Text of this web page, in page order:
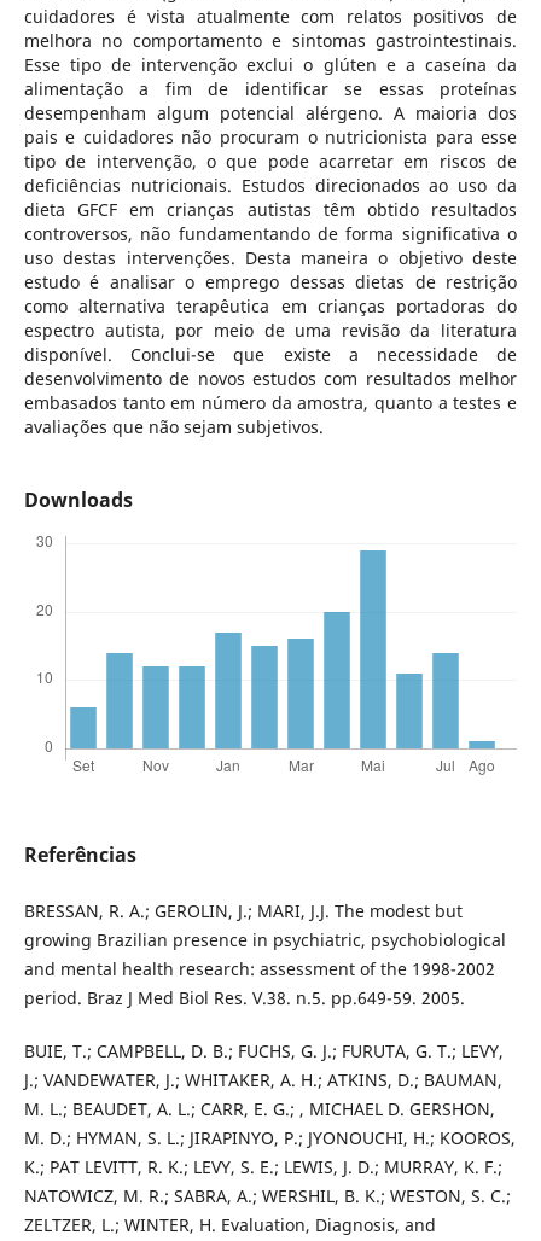
cuidadores é vista atualmente com relatos positivos de
melhora no comportamento e sintomas gastrointestinais.
Esse tipo de intervenção exclui o glúten e a caseína da
alimentação a fim de identificar se essas proteínas
desempenham algum potencial alérgeno. A maioria dos
pais e cuidadores não procuram o nutricionista para esse
tipo de intervenção, o que pode acarretar em riscos de
deficiências nutricionais. Estudos direcionados ao uso da
dieta GFCF em crianças autistas têm obtido resultados
controversos, não fundamentando de forma significativa o
uso destas intervenções. Desta maneira o objetivo deste
estudo é analisar o emprego dessas dietas de restrição
como alternativa terapêutica em crianças portadoras do
espectro autista, por meio de uma revisão da literatura
disponível. Conclui-se que existe a necessidade de
desenvolvimento de novos estudos com resultados melhor
embasados tanto em número da amostra, quanto a testes e
avaliações que não sejam subjetivos.
Downloads
Referências
BRESSAN, R. A.; GEROLIN, J.; MARI, J.J. The modest but
growing Brazilian presence in psychiatric, psychobiological
and mental health research: assessment of the 1998-2002
period. Braz J Med Biol Res. V.38. n.5. pp.649-59. 2005.
BUIE, T.; CAMPBELL, D. B.; FUCHS, G. J.; FURUTA, G. T.; LEVY,
J.; VANDEWATER, J.; WHITAKER, A. H.; ATKINS, D.; BAUMAN,
M. L.; BEAUDET, A. L.; CARR, E. G.; , MICHAEL D. GERSHON,
M. D.; HYMAN, S. L.; JIRAPINYO, P.; JYONOUCHI, H.; KOOROS,
K.; PAT LEVITT, R. K.; LEVY, S. E.; LEWIS, J. D.; MURRAY, K. F.;
NATOWICZ, M. R.; SABRA, A.; WERSHIL, B. K.; WESTON, S. C.;
ZELTZER, L.; WINTER, H. Evaluation, Diagnosis, and